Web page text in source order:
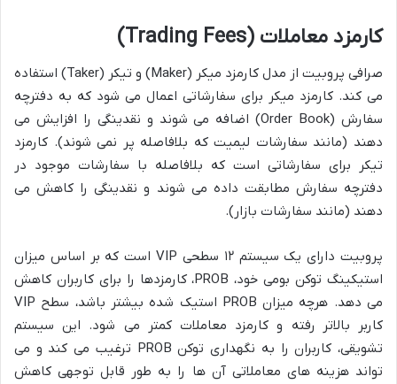
کارمزد معاملات (Trading Fees)
صرافی پروبیت از مدل کارمزد میکر (Maker) و تیکر (Taker) استفاده
می کند. کارمزد میکر برای سفارشاتی اعمال می شود که به دفترچه
سفارش (Order Book) اضافه می شوند و نقدینگی را افزایش می
دهند (مانند سفارشات لیمیت که بلافاصله پر نمی شوند). کارمزد
تیکر برای سفارشاتی است که بلافاصله با سفارشات موجود در
دفترچه سفارش مطابقت داده می شوند و نقدینگی را کاهش می
دهند (مانند سفارشات بازار).
پروبیت دارای یک سیستم ۱۲ سطحی VIP است که بر اساس میزان
استیکینگ توکن بومی خود، PROB، کارمزدها را برای کاربران کاهش
می دهد. هرچه میزان PROB استیک شده بیشتر باشد، سطح VIP
کاربر بالاتر رفته و کارمزد معاملات کمتر می شود. این سیستم
تشویقی، کاربران را به نگهداری توکن PROB ترغیب می کند و می
تواند هزینه های معاملاتی آن ها را به طور قابل توجهی کاهش